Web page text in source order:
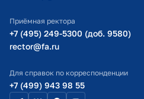
Приёмная ректора
+7 (495) 249-5300 (доб. 9580)
rector@fa.ru
Для справок по корреспонденции
+7 (499) 943 98 55